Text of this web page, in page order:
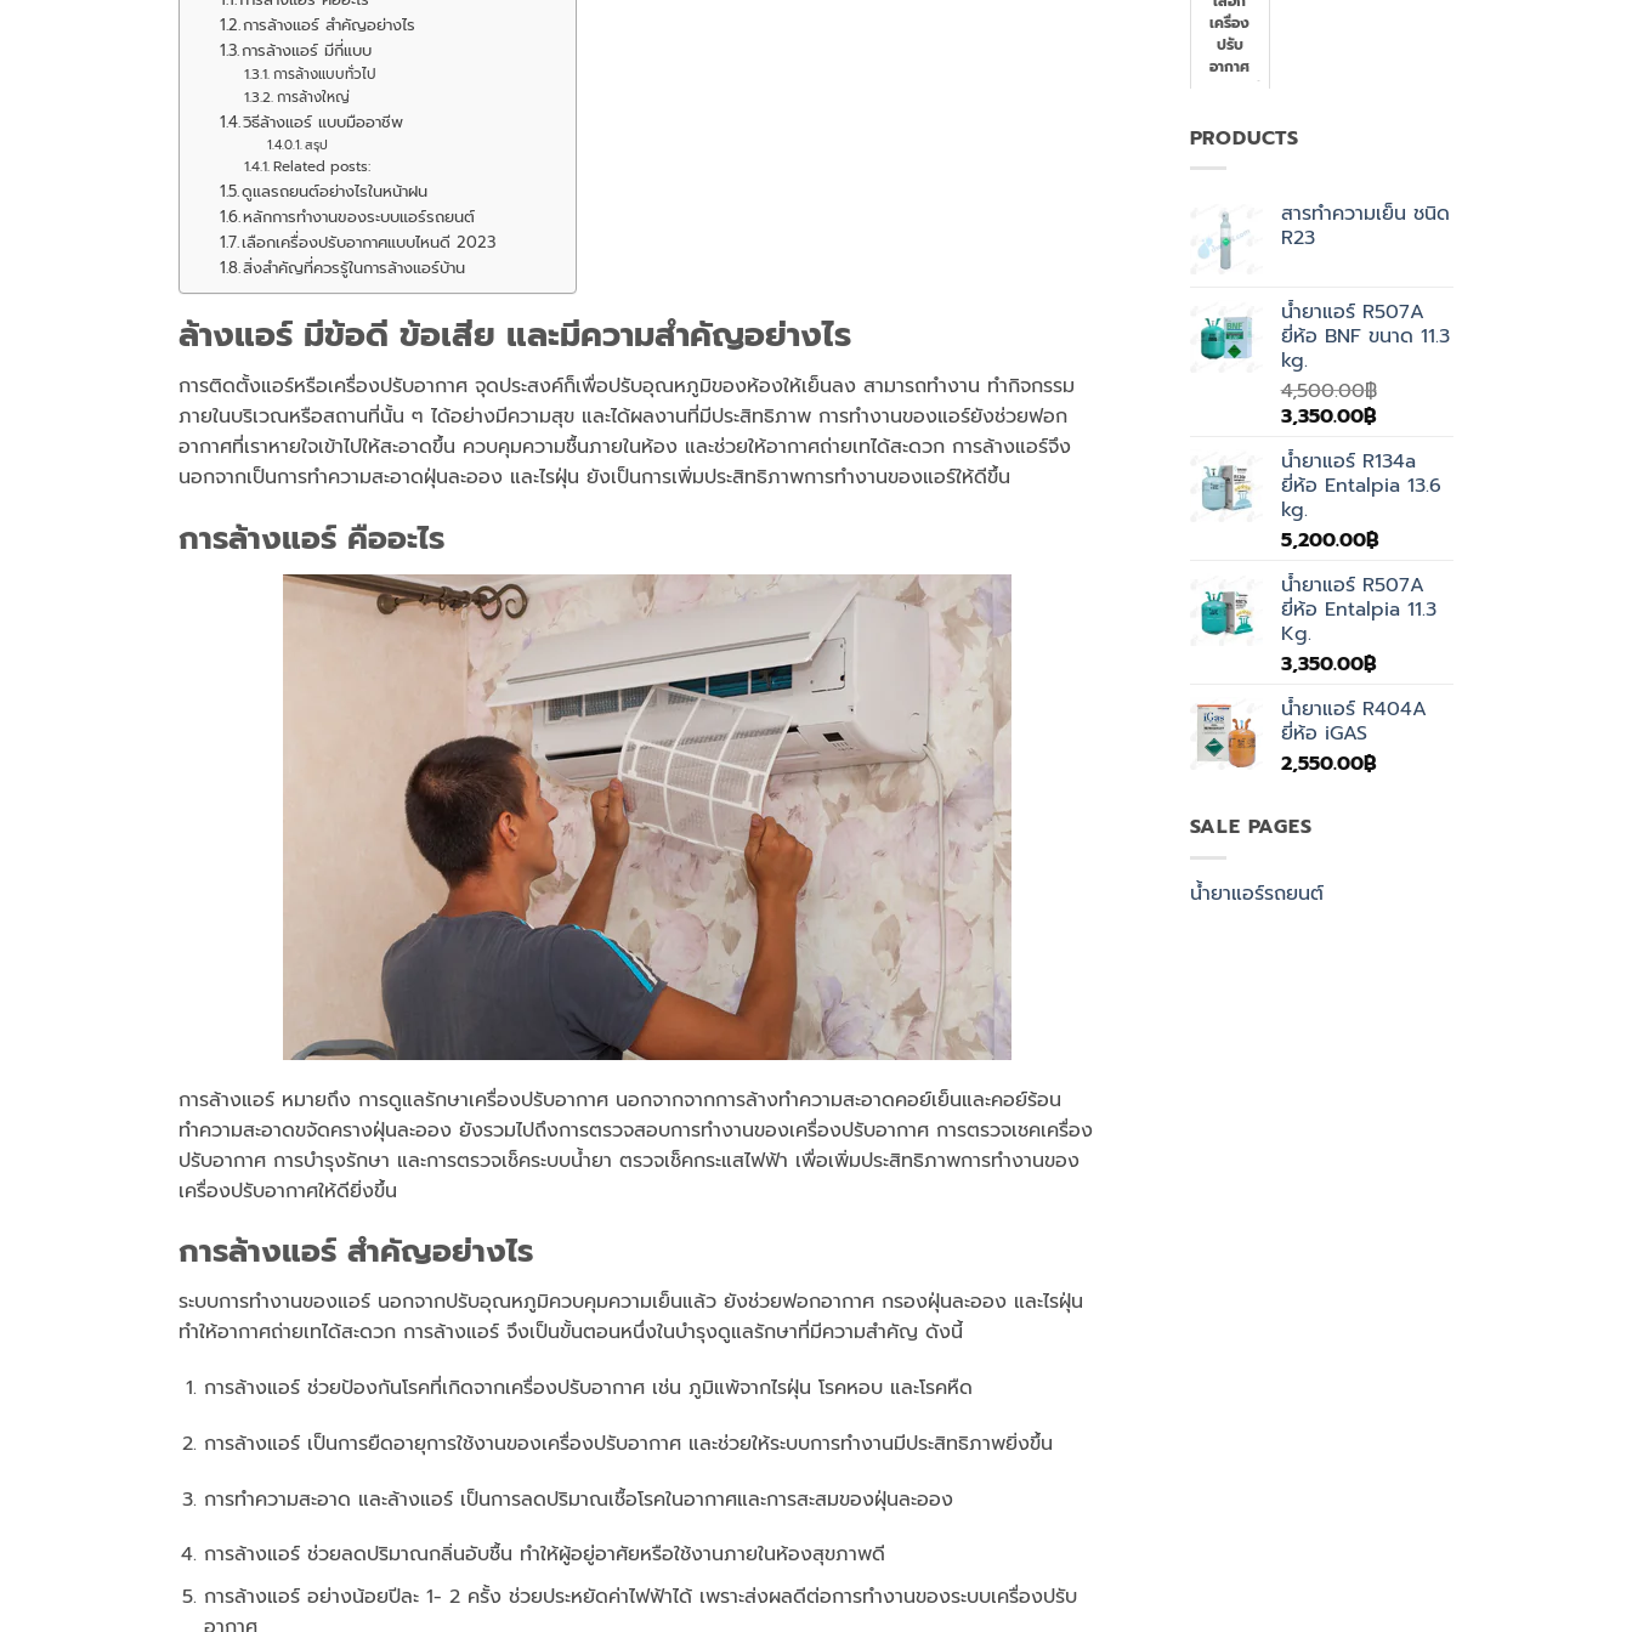
การล้างแอร์ สำคัญอย่างไร
การล้างแอร์ มีกี่แบบ
การล้างแบบทั่วไป
การล้างใหญ่
วิธีล้างแอร์ แบบมืออาชีพ
สรุป
Related posts:
ดูแลรถยนต์อย่างไรในหน้าฝน
หลักการทำงานของระบบแอร์รถยนต์
เลือกเครื่องปรับอากาศแบบไหนดี 2023
สิ่งสำคัญที่ควรรู้ในการล้างแอร์บ้าน
ล้างแอร์ มีข้อดี ข้อเสีย และมีความสำคัญอย่างไร
การติดตั้งแอร์หรือเครื่องปรับอากาศ จุดประสงค์ก็เพื่อปรับอุณหภูมิของห้องให้เย็นลง สามารถทำงาน ทำกิจกรรม
ภายในบริเวณหรือสถานที่นั้น ๆ ได้อย่างมีความสุข และได้ผลงานที่มีประสิทธิภาพ การทำงานของแอร์ยังช่วยฟอก
อากาศที่เราหายใจเข้าไปให้สะอาดขึ้น ควบคุมความชื้นภายในห้อง และช่วยให้อากาศถ่ายเทได้สะดวก การล้างแอร์จึง
นอกจากเป็นการทำความสะอาดฝุ่นละออง และไรฝุ่น ยังเป็นการเพิ่มประสิทธิภาพการทำงานของแอร์ให้ดีขึ้น
การล้างแอร์ คืออะไร
การล้างแอร์ หมายถึง การดูแลรักษาเครื่องปรับอากาศ นอกจากจากการล้างทำความสะอาดคอย์เย็นและคอย์ร้อน
ทำความสะอาดขจัดครางฝุ่นละออง ยังรวมไปถึงการตรวจสอบการทำงานของเครื่องปรับอากาศ การตรวจเชคเครื่อง
ปรับอากาศ การบำรุงรักษา และการตรวจเช็คระบบน้ำยา ตรวจเช็คกระแสไฟฟ้า เพื่อเพิ่มประสิทธิภาพการทำงานของ
เครื่องปรับอากาศให้ดียิ่งขึ้น
การล้างแอร์ สำคัญอย่างไร
ระบบการทำงานของแอร์ นอกจากปรับอุณหภูมิควบคุมความเย็นแล้ว ยังช่วยฟอกอากาศ กรองฝุ่นละออง และไรฝุ่น
ทำให้อากาศถ่ายเทได้สะดวก การล้างแอร์ จึงเป็นขั้นตอนหนึ่งในบำรุงดูแลรักษาที่มีความสำคัญ ดังนี้
การล้างแอร์ ช่วยป้องกันโรคที่เกิดจากเครื่องปรับอากาศ เช่น ภูมิแพ้จากไรฝุ่น โรคหอบ และโรคหืด
การล้างแอร์ เป็นการยืดอายุการใช้งานของเครื่องปรับอากาศ และช่วยให้ระบบการทำงานมีประสิทธิภาพยิ่งขึ้น
การทำความสะอาด และล้างแอร์ เป็นการลดปริมาณเชื้อโรคในอากาศและการสะสมของฝุ่นละออง
การล้างแอร์ ช่วยลดปริมาณกลิ่นอับชื้น ทำให้ผู้อยู่อาศัยหรือใช้งานภายในห้องสุขภาพดี
การล้างแอร์ อย่างน้อยปีละ 1- 2 ครั้ง ช่วยประหยัดค่าไฟฟ้าได้ เพราะส่งผลดีต่อการทำงานของระบบเครื่องปรับ
เครื่อง
ปรับ
อากาศ
แบบไหนดี
PRODUCTS
สารทำความเย็น ชนิด
R23
น้ำยาแอร์ R507A
ยี่ห้อ BNF ขนาด 11.3
kg.
4,500.00฿
Original
was:
4,500.00฿.
3,350.00฿Current
is:
3,350.00฿.
น้ำยาแอร์ R134a
ยี่ห้อ Entalpia 13.6
kg.
5,200.00฿
น้ำยาแอร์ R507A
ยี่ห้อ Entalpia 11.3
Kg.
3,350.00฿
น้ำยาแอร์ R404A
ยี่ห้อ iGAS
2,550.00฿
SALE PAGES
น้ำยาแอร์รถยนต์